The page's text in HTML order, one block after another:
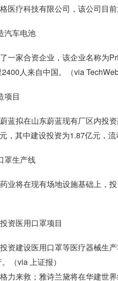
医疗科技有限公司，该公司目
汽车电池
一家合资企业，该企业名称为
人来自中国。（via
项目
蓝拟在山东蔚蓝现有厂区内投
，其中建设投资为1.87亿元，
罩生产线
业将在现有场地设施基础上，
资医用口罩项目
资建设医用口罩等医疗器械生
（via 上证报）